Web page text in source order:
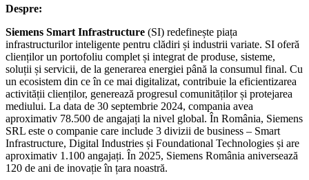
Despre:
Siemens Smart Infrastructure (SI) redefinește piața
infrastructurilor inteligente pentru clădiri și industrii variate. SI oferă
clienților un portofoliu complet și integrat de produse, sisteme,
soluții și servicii, de la generarea energiei până la consumul final. Cu
un ecosistem din ce în ce mai digitalizat, contribuie la eficientizarea
activității clienților, generează progresul comunităților și protejarea
mediului. La data de 30 septembrie 2024, compania avea
aproximativ 78.500 de angajați la nivel global. În România, Siemens
SRL este o companie care include 3 divizii de business – Smart
Infrastructure, Digital Industries și Foundational Technologies și are
aproximativ 1.100 angajați. În 2025, Siemens România aniversează
120 de ani de inovație în țara noastră.